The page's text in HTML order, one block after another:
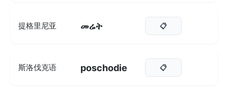
提格里尼亚 መሬት 📋
斯洛伐克语 poschodie 📋